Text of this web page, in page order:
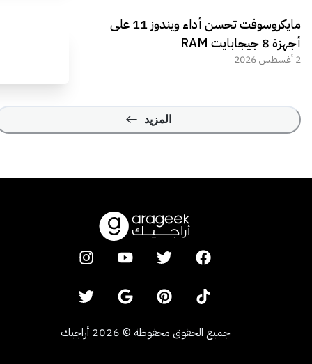
مايكروسوفت تحسن أداء ويندوز 11 على
أجهزة 8 جيجابايت RAM
2 أغسطس 2026
المزيد
جميع الحقوق محفوظة ©
2026 أراجيك